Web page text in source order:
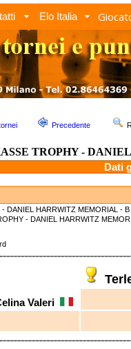
Elo Italia
Precedente
TROPHY -
Dati
- DANIEL HARRWITZ MEMORIAL - B
- DANIEL HARRWITZ
Valeri